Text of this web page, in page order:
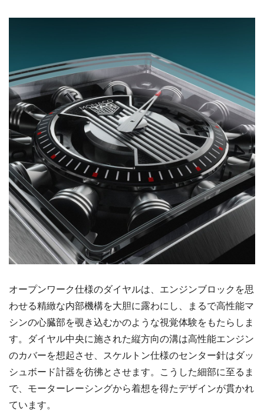
オープンワーク仕様のダイヤルは、エンジンブロックを思
わせる精緻な内部機構を大胆に露わにし、まるで高性能マ
シンの心臓部を覗き込むかのような視覚体験をもたらしま
す。ダイヤル中央に施された縦方向の溝は高性能エンジン
のカバーを想起させ、スケルトン仕様のセンター針はダッ
シュボード計器を彷彿とさせます。こうした細部に至るま
で、モーターレーシングから着想を得たデザインが貫かれ
ています。